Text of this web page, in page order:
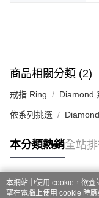
商品相關分類 (2)
戒指 Ring Diamond
依系列挑選
本分類熱銷全站
熱門標籤
本網站中使用 cookie，欲
望在電腦上使用 cookie 時